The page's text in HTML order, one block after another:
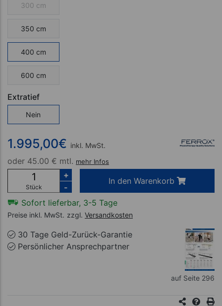
300 cm
350 cm
400 cm
600 cm
Extratief
Nein
1.995,00€ inkl. MwSt.
oder 45.00 € mtl. mehr Infos
Stück
+
-
In den Warenkorb
Sofort lieferbar, 3-5 Tage
Preise inkl. MwSt. zzgl. Versandkosten
30 Tage Geld-Zurück-Garantie
Persönlicher Ansprechpartner
auf Seite 296